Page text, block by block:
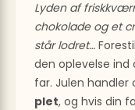
Lyden af
chokolade og et
står lodret…
den oplevelse
far. Julen handler
plet, og hvis din